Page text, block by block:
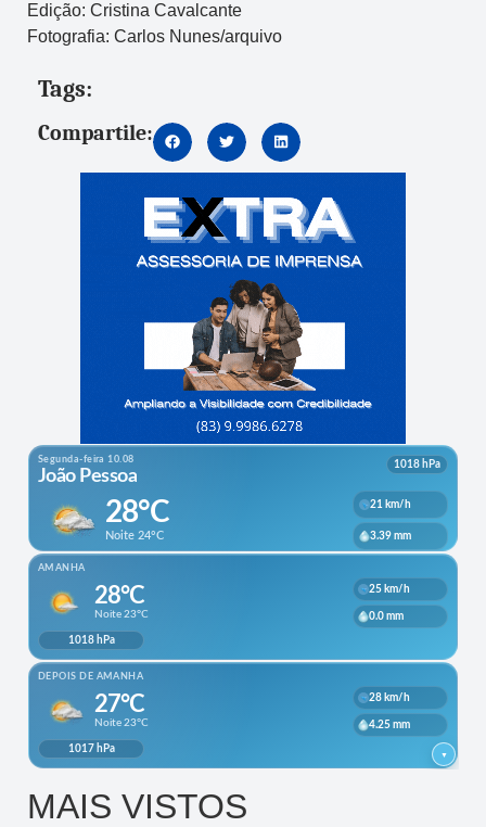
Edição: Cristina Cavalcante
Fotografia: Carlos Nunes/arquivo
Tags:
Compartile:
MAIS VISTOS